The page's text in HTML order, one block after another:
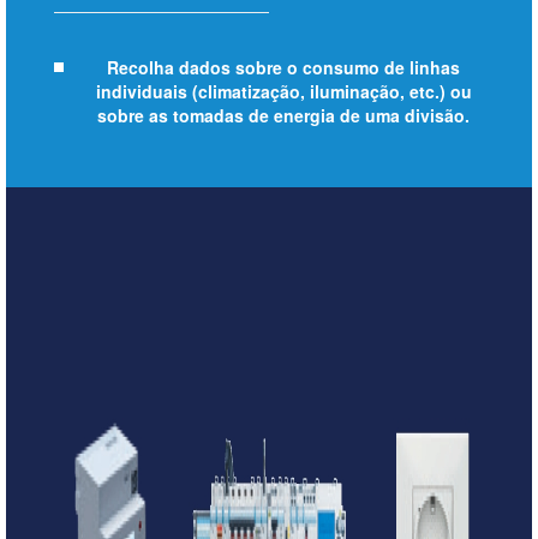
Recolha dados sobre o consumo de linhas
individuais (climatização, iluminação, etc.) ou
sobre as tomadas de energia de uma divisão.